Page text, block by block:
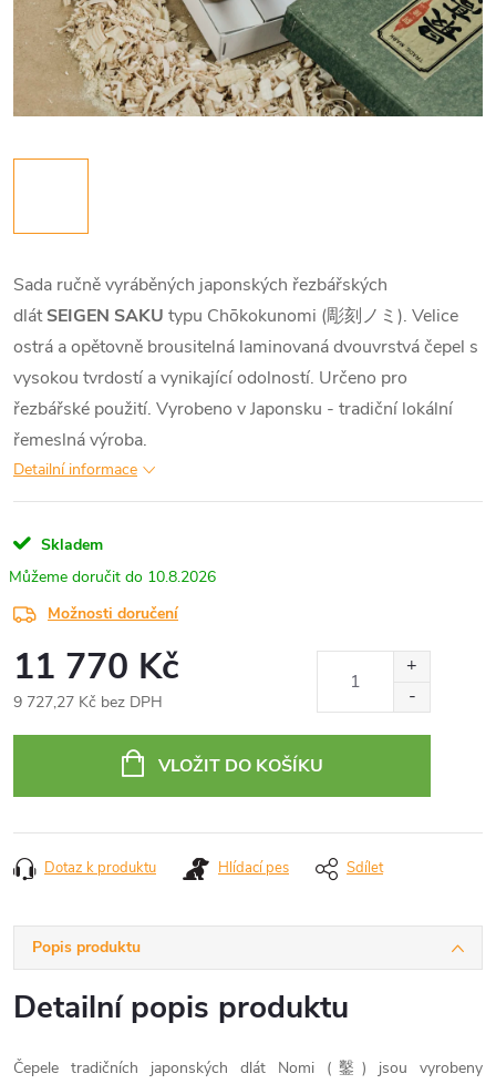
Sada ručně vyráběných japonských řezbářských
dlátSEIGEN SAKU typu Chōkokunomi (彫刻ノミ). Velice
ostrá a opětovně brousitelná laminovaná dvouvrstvá čepel s
vysokou tvrdostí a vynikající odolností. Určeno pro
řezbářské použití. Vyrobeno v Japonsku - tradiční lokální
řemeslná výroba.
Detailní informace
Skladem
10.8.2026
Možnosti doručení
11 770 Kč
9 727,27 Kč bez DPH
VLOŽIT DO KOŠÍKU
Dotaz k produktu Hlídací pes Sdílet
Popis produktu
Detailní popis produktu
Čepele tradičních japonských dlát Nomi (鑿) jsou vyrobeny